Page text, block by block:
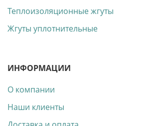
Теплоизоляционные жгуты
Жгуты уплотнительные
ИНФОРМАЦИИ
О компании
Наши клиенты